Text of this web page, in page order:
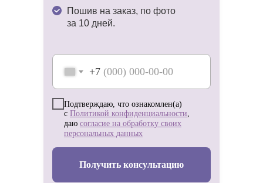
+7
Подтверждаю, что ознакомлен(а)
с Политикой конфиденциальности,
даю согласие на обработку своих
персональных данных
Получить консультацию
Пошив на заказ, по фото
за 10 дней.